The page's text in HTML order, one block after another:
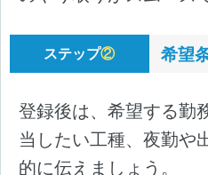
ステップ② 希望
登録後は、希望する勤
当したい工種、夜勤や
的に伝えましょう。